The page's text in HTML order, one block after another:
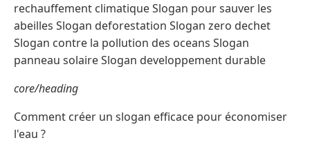
rechauffement climatique Slogan pour sauver les
abeilles Slogan deforestation Slogan zero dechet
Slogan contre la pollution des oceans Slogan
panneau solaire Slogan developpement durable
core/heading
Comment créer un slogan efficace pour économiser
l'eau ?